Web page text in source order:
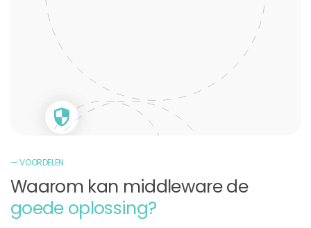
— VOORDELEN
Waarom kan middleware de
goede oplossing?